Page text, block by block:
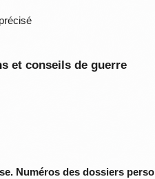
et conseils de guerre
Numéros des dossiers